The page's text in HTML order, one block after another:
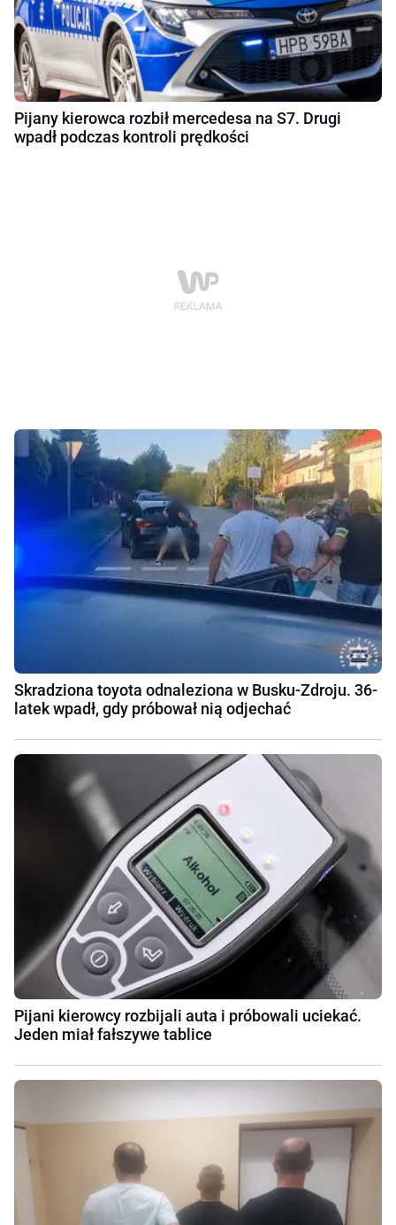
Pijany kierowca rozbił mercedesa na S7. Drugi
wpadł podczas kontroli prędkości
Skradziona toyota odnaleziona w Busku-Zdroju. 36-
latek wpadł, gdy próbował nią odjechać
Pijani kierowcy rozbijali auta i próbowali uciekać.
Jeden miał fałszywe tablice